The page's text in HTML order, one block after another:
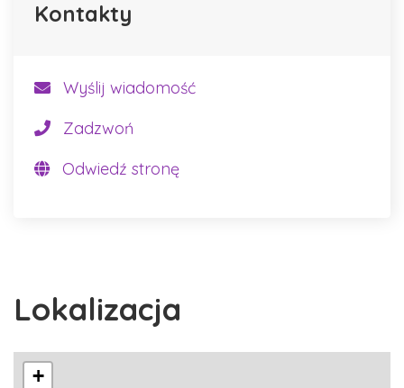
Lokalizacja
+
Kontakty
Wyślij wiadomość
Zadzwoń
Odwiedź stronę